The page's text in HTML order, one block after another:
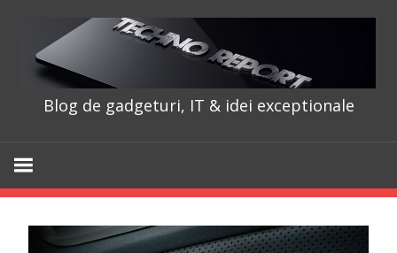
content
Blog de gadgeturi, IT & idei exceptionale